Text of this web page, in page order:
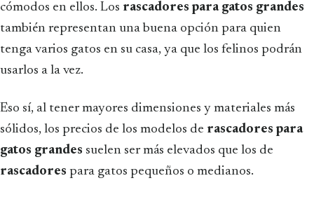
cómodos en ellos. Los rascadores para gatos grandes
también representan una buena opción para quien
tenga varios gatos en su casa, ya que los felinos podrán
usarlos a la vez.
Eso sí, al tener mayores dimensiones y materiales más
sólidos, los precios de los modelos de rascadores para
gatos grandes suelen ser más elevados que los de
rascadores para gatos pequeños o medianos.